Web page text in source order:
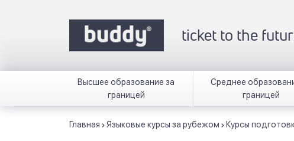
ticket to the
Высшее образование за
границей
Среднее
границей
Главная Языковые курсы за рубежом Курсы